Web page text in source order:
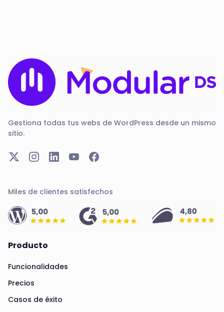
Gestiona todas tus webs de WordPress desde un mismo
sitio.
Miles de clientes satisfechos
Producto
Funcionalidades
Precios
Casos de éxito